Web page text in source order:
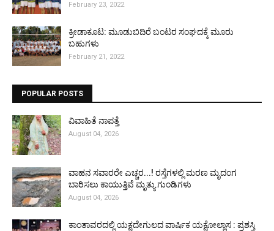
February 23, 2022
ಕ್ರೀಡಾಕೂಟ: ಮೂಡುಬಿದಿರೆ ಬಂಟರ ಸಂಘದಕ್ಕೆ ಮೂರು
ಬಹುಗಳು
February 21, 2022
POPULAR POSTS
ವಿವಾಹಿತೆ ನಾಪತ್ತೆ
August 04, 2026
ವಾಹನ ಸವಾರರೇ ಎಚ್ಚರ...! ರಸ್ತೆಗಳಲ್ಲಿ ಮರಣ ಮೃದಂಗ
ಬಾರಿಸಲು ಕಾಯುತ್ತಿವೆ ಮೃತ್ಯು ಗುಂಡಿಗಳು
August 04, 2026
ಕಾಂತಾವರದಲ್ಲಿ ಯಕ್ಷದೇಗುಲದ ವಾರ್ಷಿಕ ಯಕ್ಷೋಲ್ಲಾಸ : ಪ್ರಶಸ್ತಿ